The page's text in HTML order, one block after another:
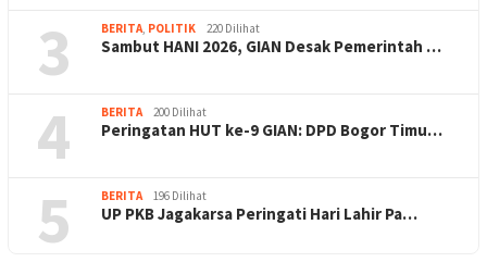
3 BERITA, POLITIK 220 Dilihat
Sambut HANI 2026, GIAN Desak Pemerintah …
4 BERITA 200 Dilihat
Peringatan HUT ke-9 GIAN: DPD Bogor Timu…
5 BERITA 196 Dilihat
UP PKB Jagakarsa Peringati Hari Lahir Pa…